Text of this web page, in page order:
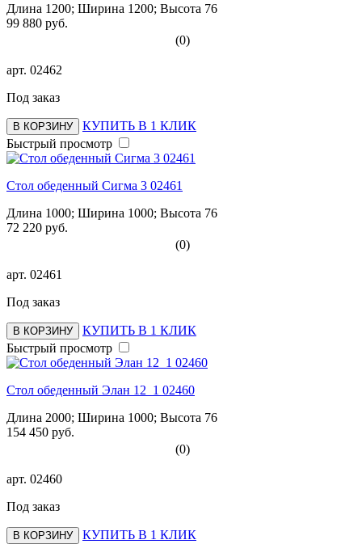
Длина 1200; Ширина 1200; Высота 76
99 880 руб.
(0)
арт. 02462
Под заказ
В КОРЗИНУ
КУПИТЬ В 1 КЛИК
Быстрый просмотр
Стол обеденный Сигма 3 02461
Длина 1000; Ширина 1000; Высота 76
72 220 руб.
(0)
арт. 02461
Под заказ
В КОРЗИНУ
КУПИТЬ В 1 КЛИК
Быстрый просмотр
Стол обеденный Элан 12_1 02460
Длина 2000; Ширина 1000; Высота 76
154 450 руб.
(0)
арт. 02460
Под заказ
В КОРЗИНУ КУПИТЬ В 1 КЛИК